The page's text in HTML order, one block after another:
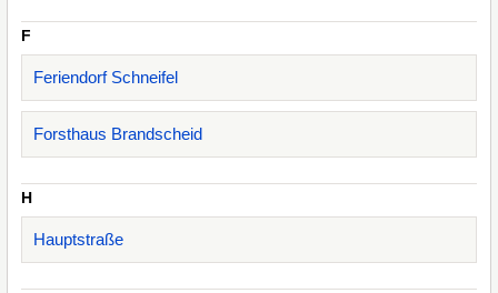
F
Feriendorf Schneifel
Forsthaus Brandscheid
H
Hauptstraße